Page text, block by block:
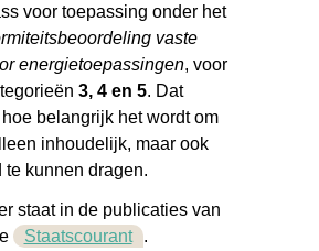
voor toepassing onder het
vaste
energietoepassingen, voor
3, 4 en 5. Dat
belangrijk het wordt om
inhoudelijk, maar ook
te kunnen dragen.
staat in de publicaties van
Staatscourant .